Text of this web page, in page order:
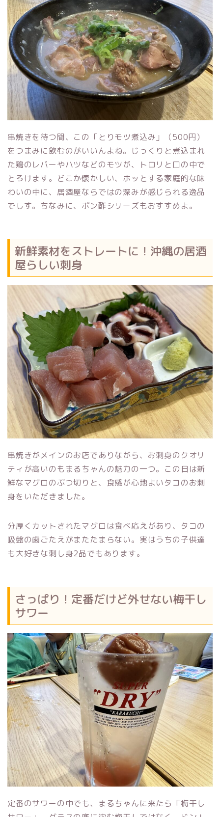
串焼きを待つ間、この「とりモツ煮込み」（500円）
をつまみに飲むのがいいんよね。じっくりと煮込まれ
た鶏のレバーやハツなどのモツが、トロリと口の中で
とろけます。どこか懐かしい、ホッとする家庭的な味
わいの中に、居酒屋ならではの深みが感じられる逸品
でしす。ちなみに、ポン酢シリーズもおすすめよ。
新鮮素材をストレートに！沖縄の居酒
屋らしい刺身
串焼きがメインのお店でありながら、お刺身のクオリ
ティが高いのもまるちゃんの魅力の一つ。この日は新
鮮なマグロのぶつ切りと、食感が心地よいタコのお刺
身をいただきました。
分厚くカットされたマグロは食べ応えがあり、タコの
吸盤の歯ごたえがまたたまらない。実はうちの子供達
も大好きな刺し身2品でもあります。
さっぱり！定番だけど外せない梅干し
サワー
定番のサワーの中でも、まるちゃんに来たら「梅干し